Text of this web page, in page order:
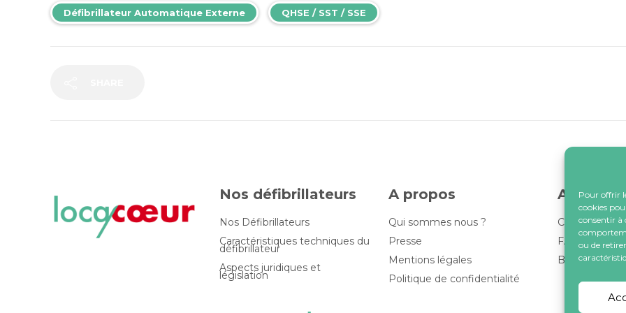
Pour offrir
cookies
consentir à
ou de
Défibrillateur Automatique Externe QHSE / SST / SSE
Nos défibrillateurs
Nos Défibrillateurs
Caractéristiques techniques du
défibrillateur
Aspects juridiques et
législation
A propos
Qui sommes nous ?
Presse
Mentions légales
Politique de confidentialité
Contactez-
FAQ
Blog